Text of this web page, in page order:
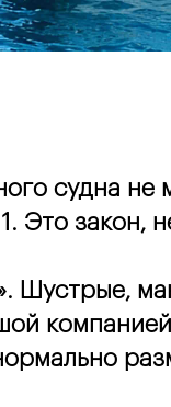
судна
Это закон,